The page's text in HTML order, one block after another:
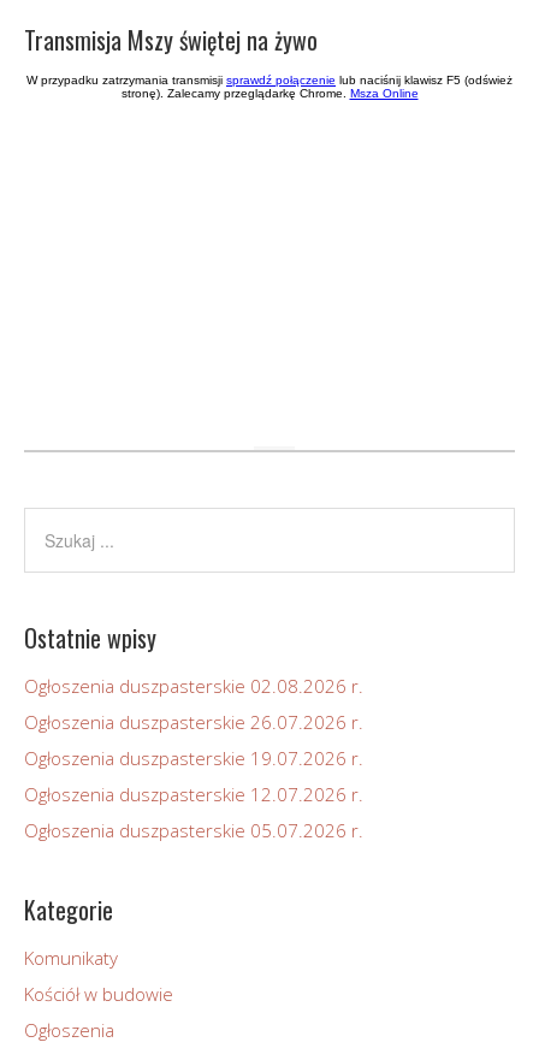
Transmisja Mszy świętej na żywo
Ostatnie wpisy
Ogłoszenia duszpasterskie 02.08.2026 r.
Ogłoszenia duszpasterskie 26.07.2026 r.
Ogłoszenia duszpasterskie 19.07.2026 r.
Ogłoszenia duszpasterskie 12.07.2026 r.
Ogłoszenia duszpasterskie 05.07.2026 r.
Kategorie
Komunikaty
Kościół w budowie
Ogłoszenia